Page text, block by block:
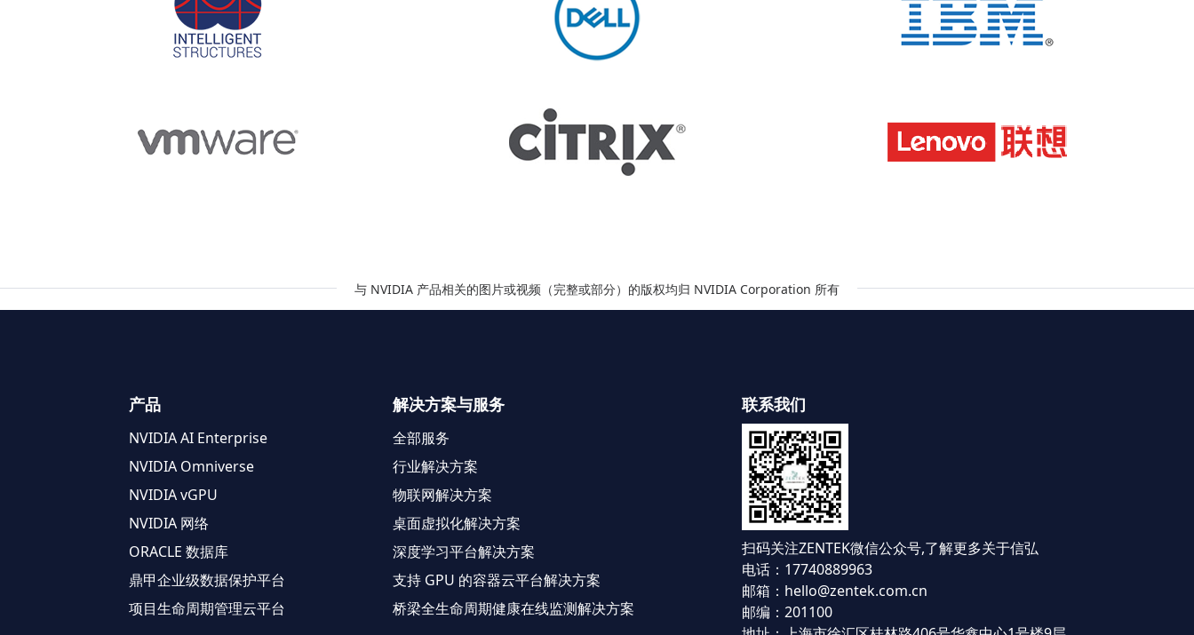
与 NVIDIA 产品相关的图片或视频（完整或部分）的版权均归 NVIDIA Corporation 所有
产品
NVIDIA AI Enterprise
NVIDIA Omniverse
NVIDIA vGPU
NVIDIA 网络
ORACLE 数据库
鼎甲企业级数据保护平台
项目生命周期管理云平台
解决方案与服务
全部服务
行业解决方案
物联网解决方案
桌面虚拟化解决方案
深度学习平台解决方案
支持 GPU 的容器云平台解决方案
桥梁全生命周期健康在线监测解决方案
联系我们
扫码关注ZENTEK微信公众号,了解更多关于信弘
电话：17740889963
邮箱：hello@zentek.com.cn
邮编：201100